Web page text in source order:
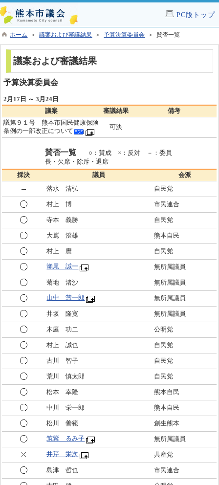
PC版トップ
ホーム ＞議案および審議結果 ＞予算決算委員会 ＞ 賛否一覧
議案および審議結果
予算決算委員会
2月17日 ～ 3月24日
議案
審議結果
備考
議第９１号 熊本市国民健康保険
条例の一部改正について
可決
賛否一覧
○：賛成 ×：反対 －：委員
長・欠席・除斥・退席
採決 議員
会派
落水 清弘
自民党
村上 博 市民連合
寺本 義勝 自民党
大嶌 澄雄 熊本自民
村上 麿 自民党
瀨尾 誠一 無所属議員
菊地 渚沙 無所属議員
山中 惣一郎 無所属議員
井坂 隆寛 無所属議員
木庭 功二 公明党
村上 誠也 自民党
古川 智子 自民党
荒川 慎太郎 自民党
松本 幸隆 熊本自民
中川 栄一郎 熊本自民
松川 善範 創生熊本
筑紫 るみ子 無所属議員
井芹 栄次 共産党
島津 哲也 市民連合